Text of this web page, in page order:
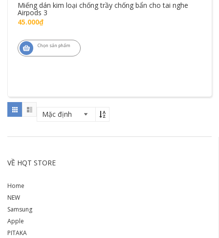
Miếng dán kim loại chống trầy chống bẩn cho tai nghe
Airpods 3
45.000₫
Chọn sản phẩm
VỀ HQT STORE
Home
NEW
Samsung
Apple
PITAKA